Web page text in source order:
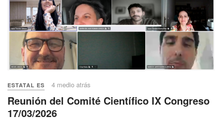
ESTATAL ES 4 medio atrás
Reunión del Comité Científico IX Congreso
17/03/2026